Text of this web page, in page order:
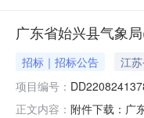
广东省始兴县气象
招标｜招标公告 江
项目编号：
正文内容： 附件下载：广